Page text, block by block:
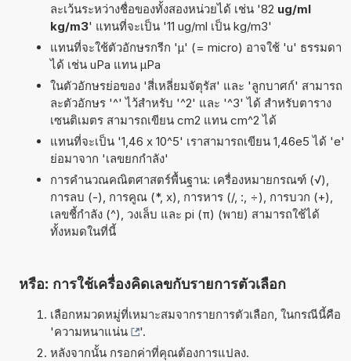
ละเว้นระหว่างชื่อของทั้งสองหน่วยได้ เช่น '82 ug/ml
kg/m3' แทนที่จะเป็น '11 ug/ml เป็น kg/m3'
แทนที่จะใช้ตัวอักษรกรีก 'µ' (= micro) อาจใช้ 'u' ธรรมดา
ได้ เช่น uPa แทน µPa
ในตัวอักษรย่อของ 'สี่เหลี่ยมจัตุรัส' และ 'ลูกบาศก์' สามารถ
ละตัวอักษร '^' ไว้สำหรับ '^2' และ '^3' ได้ สำหรับตาราง
เซนติเมตร สามารถเขียน cm2 แทน cm^2 ได้
แทนที่จะเป็น '1,46 x 10^5' เราสามารถเขียน 1,46e5 ได้ 'e'
ย่อมาจาก 'เลขยกกำลัง'
การคำนวณคณิตศาสตร์พื้นฐาน: เครื่องหมายกรณฑ์ (√),
การลบ (-), การคูณ (*, x), การหาร (/, :, ÷), การบวก (+),
เลขชี้กำลัง (^), วงเล็บ และ pi (π) (พาย) สามารถใช้ได้
ทั้งหมดในที่นี้
หรือ: การใช้เครื่องคิดเลขกับรายการตัวเลือก
เลือกหมวดหมู่ที่เหมาะสมจากรายการตัวเลือก, ในกรณีนี้คือ
'ความหนาแน่น
'.
หลังจากนั้น กรอกค่าที่คุณต้องการแปลง.